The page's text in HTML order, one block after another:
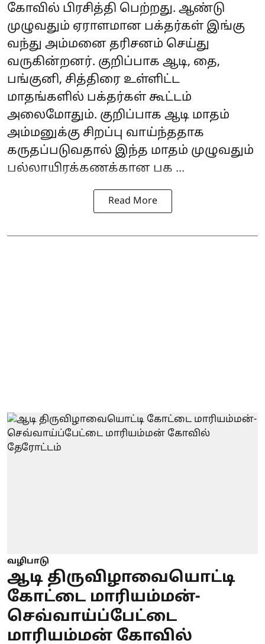
கோவில் பிரசித்தி பெற்றது. ஆண்டு
முழுவதும் ஏராளமான பக்தர்கள் இங்கு
வந்து அம்மனை தரிசனம் செய்து
வருகின்றனர். குறிப்பாக ஆடி, தை,
பங்குனி, சித்திரை உள்ளிட்ட
மாதங்களில் பக்தர்கள் கூட்டம்
அலைமோதும். குறிப்பாக ஆடி மாதம்
அம்மனுக்கு சிறப்பு வாய்ந்ததாக
கருதப்படுவதால் இந்த மாதம் முழுவதும்
பல்லாயிரக்கணக்கான பக ...
Read More
வழிபாடு
ஆடி திருவிழாவையொட்டி
கோட்டை மாரியம்மன்-
செவ்வாய்ப்பேட்டை
மாரியம்மன் கோவில்